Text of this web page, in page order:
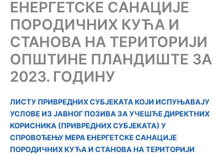
ЕНЕРГЕТСКЕ САНАЦИЈЕ
ПОРОДИЧНИХ КУЋА И
СТАНОВА НА ТЕРИТОРИЈИ
ОПШТИНЕ ПЛАНДИШТЕ ЗА
2023. ГОДИНУ
ЛИСТУ ПРИВРЕДНИХ СУБЈЕКАТА КОЈИ ИСПУЊАВАЈУ
УСЛОВЕ ИЗ ЈАВНОГ ПОЗИВА ЗА УЧЕШЋЕ ДИРЕКТНИХ
КОРИСНИКА (ПРИВРЕДНИХ СУБЈЕКАТА) У
СПРОВОЂЕЊУ МЕРА ЕНЕРГЕТСКЕ САНАЦИЈЕ
ПОРОДИЧНИХ КУЋА И СТАНОВА НА ТЕРИТОРИЈИ